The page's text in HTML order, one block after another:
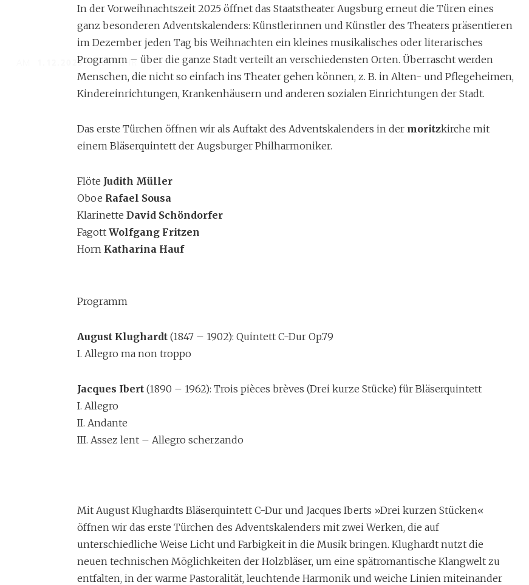
Das erste Türchen öffnet sich in der Moritzkirche.
1.12.2025 18:00 UHR
In der Vorweihnachtszeit 2025 öffnet das Staatstheater Augsburg erneut die Türen eines
ganz besonderen Adventskalenders: Künstlerinnen und Künstler des Theaters präsentieren
im Dezember jeden Tag bis Weihnachten ein kleines musikalisches oder literarisches
Programm – über die ganze Stadt verteilt an verschiedensten Orten. Überrascht werden
Menschen, die nicht so einfach ins Theater gehen können, z. B. in Alten- und Pflegeheimen,
Kindereinrichtungen, Krankenhäusern und anderen sozialen Einrichtungen der Stadt.
Das erste Türchen öffnen wir als Auftakt des Adventskalenders in der moritzkirche mit
einem Bläserquintett der Augsburger Philharmoniker.
Flöte Judith Müller
Oboe Rafael Sousa
Klarinette David Schöndorfer
Fagott Wolfgang Fritzen
Horn Katharina Hauf
Programm
August Klughardt (1847 – 1902): Quintett C-Dur Op.79
I. Allegro ma non troppo
Jacques Ibert (1890 – 1962): Trois pièces brèves (Drei kurze Stücke) für Bläserquintett
I. Allegro
II. Andante
III. Assez lent – Allegro scherzando
Mit August Klughardts Bläserquintett C-Dur und Jacques Iberts »Drei kurzen Stücken«
öffnen wir das erste Türchen des Adventskalenders mit zwei Werken, die auf
unterschiedliche Weise Licht und Farbigkeit in die Musik bringen. Klughardt nutzt die
neuen technischen Möglichkeiten der Holzbläser, um eine spätromantische Klangwelt zu
entfalten, in der warme Pastoralität, leuchtende Harmonik und weiche Linien miteinander